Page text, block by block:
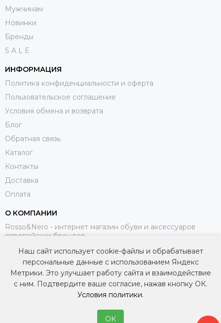
Мужчинам
Новинки
Бренды
S A L E
ИНФОРМАЦИЯ
Политика конфиденциальности и оферта
Пользовательское соглашение
Условия обмена и возврата
Блог
Обратная связь
Каталог
Контакты
Доставка
Оплата
О КОМПАНИИ
Rosso&Nero - интернет магазин обуви и аксессуаров
европейских брендов.
МЫ В СОЦИАЛЬНЫХ СЕТЯХ
Наш сайт использует cookie-файлы и обрабатывает
персональные данные с использованием Яндекс
Метрики. Это улучшает работу сайта и взаимодействие
с ним. Подтвердите ваше согласие, нажав кнопку ОК.
Условия политики.
ОК